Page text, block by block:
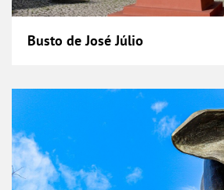
Busto de José Júlio
Busto de Mário Coelho